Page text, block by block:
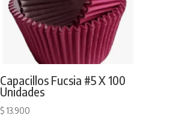
Capacillos Fucsia #5 X 100
Unidades
$13.900